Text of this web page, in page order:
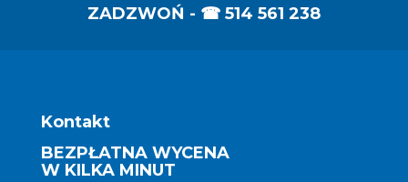
ZADZWOŃ - ☎ 514 561 238
Kontakt
BEZPŁATNA WYCENA
W KILKA MINUT